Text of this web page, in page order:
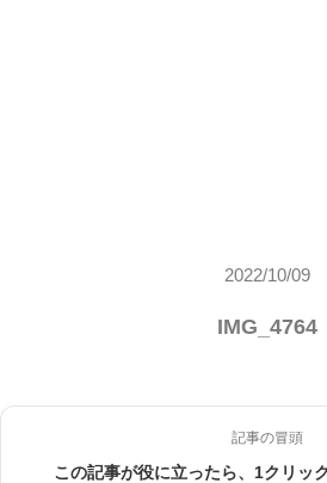
2022/10/09
IMG_4764
記事の冒頭
この記事が役に立ったら、1クリッ